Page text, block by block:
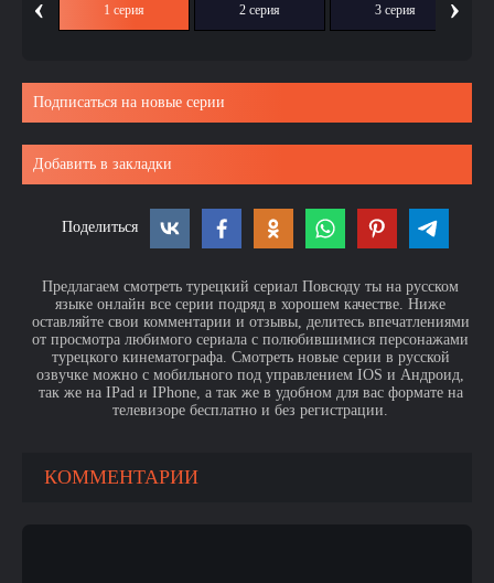
1 серия 2 серия 3 серия
Подписаться на новые серии
Добавить в закладки
Поделиться
Предлагаем смотреть турецкий сериал Повсюду ты на русском
языке онлайн все серии подряд в хорошем качестве. Ниже
оставляйте свои комментарии и отзывы, делитесь впечатлениями
от просмотра любимого сериала с полюбившимися персонажами
турецкого кинематографа. Смотреть новые серии в русской
озвучке можно с мобильного под управлением IOS и Андроид,
так же на IPad и IPhone, а так же в удобном для вас формате на
телевизоре бесплатно и без регистрации.
КОММЕНТАРИИ